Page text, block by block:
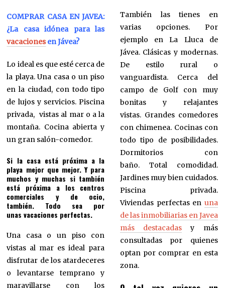
COMPRAR CASA EN JAVEA:
¿La casa idónea para las
vacacionesen Jávea?
Lo ideal es que esté cerca de
la playa. Una casa o un piso
en la ciudad, con todo tipo
de lujos y servicios. Piscina
privada, vistas al mar o a la
montaña. Cocina abierta y
un gran salón-comedor.
Si la casa está próxima a la
playa mejor que mejor. Y para
muchos y muchas si también
está próxima a los centros
comerciales y de ocio,
también. Todo sea por
unas vacaciones perfectas.
Una casa o un piso con
vistas al mar es ideal para
disfrutar de los atardeceres
o levantarse temprano y
maravillarse con los
También las tienes en
varias opciones. Por
ejemplo en La Lluca de
Jávea. Clásicas y modernas.
De estilo rural o
vanguardista. Cerca del
campo de Golf con muy
bonitas y relajantes
vistas. Grandes comedores
con chimenea. Cocinas con
todo tipo de posibilidades.
Dormitorios con
baño. Total comodidad.
Jardines muy bien cuidados.
Piscina privada.
Viviendas perfectas en una
de las inmobiliarias en Javea
más destacadasy más
consultadas por quienes
optan por comprar en esta
zona.